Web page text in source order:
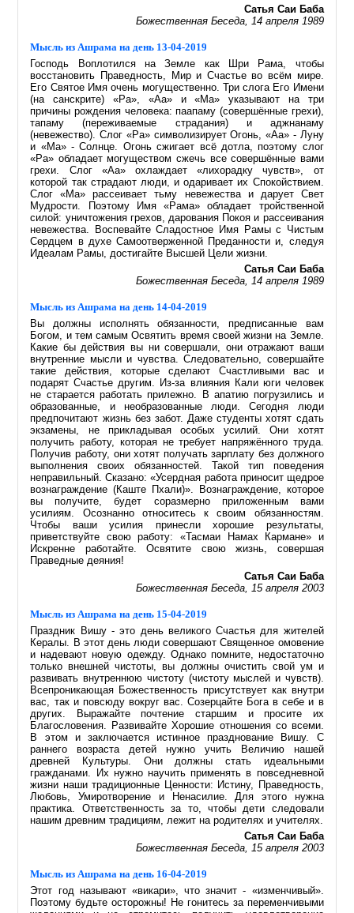
Сатья Саи Баба
Божественная Беседа, 14 апреля 1989
Мысль из Ашрама на день 13-04-2019
Господь Воплотился на Земле как Шри Рама, чтобы
восстановить Праведность, Мир и Счастье во всём мире.
Его Святое Имя очень могущественно. Три слога Его Имени
(на санскрите) «Ра», «Аа» и «Ма» указывают на три
причины рождения человека: паапаму (совершённые грехи),
тапаму (переживаемые страдания) и аджнанаму
(невежество). Слог «Ра» символизирует Огонь, «Аа» - Луну
и «Ма» - Солнце. Огонь сжигает всё дотла, поэтому слог
«Ра» обладает могуществом сжечь все совершённые вами
грехи. Слог «Аа» охлаждает «лихорадку чувств», от
которой так страдают люди, и одаривает их Спокойствием.
Слог «Ма» рассеивает тьму невежества и дарует Свет
Мудрости. Поэтому Имя «Рама» обладает тройственной
силой: уничтожения грехов, дарования Покоя и рассеивания
невежества. Воспевайте Сладостное Имя Рамы с Чистым
Сердцем в духе Самоотверженной Преданности и, следуя
Идеалам Рамы, достигайте Высшей Цели жизни.
Сатья Саи Баба
Божественная Беседа, 14 апреля 1989
Мысль из Ашрама на день 14-04-2019
Вы должны исполнять обязанности, предписанные вам
Богом, и тем самым Освятить время своей жизни на Земле.
Какие бы действия вы ни совершали, они отражают ваши
внутренние мысли и чувства. Следовательно, совершайте
такие действия, которые сделают Счастливыми вас и
подарят Счастье другим. Из-за влияния Кали юги человек
не старается работать прилежно. В апатию погрузились и
образованные, и необразованные люди. Сегодня люди
предпочитают жизнь без забот. Даже студенты хотят сдать
экзамены, не прикладывая особых усилий. Они хотят
получить работу, которая не требует напряжённого труда.
Получив работу, они хотят получать зарплату без должного
выполнения своих обязанностей. Такой тип поведения
неправильный. Сказано: «Усердная работа приносит щедрое
вознаграждение (Каште Пхали)». Вознаграждение, которое
вы получите, будет соразмерно приложенным вами
усилиям. Осознанно относитесь к своим обязанностям.
Чтобы ваши усилия принесли хорошие результаты,
приветствуйте свою работу: «Тасмаи Намах Кармане» и
Искренне работайте. Освятите свою жизнь, совершая
Праведные деяния!
Сатья Саи Баба
Божественная Беседа, 15 апреля 2003
Мысль из Ашрама на день 15-04-2019
Праздник Вишу - это день великого Счастья для жителей
Кералы. В этот день люди совершают Священное омовение
и надевают новую одежду. Однако помните, недостаточно
только внешней чистоты, вы должны очистить свой ум и
развивать внутреннюю чистоту (чистоту мыслей и чувств).
Всепроникающая Божественность присутствует как внутри
вас, так и повсюду вокруг вас. Созерцайте Бога в себе и в
других. Выражайте почтение старшим и просите их
Благословения. Развивайте Хорошие отношения со всеми.
В этом и заключается истинное празднование Вишу. С
раннего возраста детей нужно учить Величию нашей
древней Культуры. Они должны стать идеальными
гражданами. Их нужно научить применять в повседневной
жизни наши традиционные Ценности: Истину, Праведность,
Любовь, Умиротворение и Ненасилие. Для этого нужна
практика. Ответственность за то, чтобы дети следовали
нашим древним традициям, лежит на родителях и учителях.
Сатья Саи Баба
Божественная Беседа, 15 апреля 2003
Мысль из Ашрама на день 16-04-2019
Этот год называют «викари», что значит - «изменчивый».
Поэтому будьте осторожны! Не гонитесь за переменчивыми